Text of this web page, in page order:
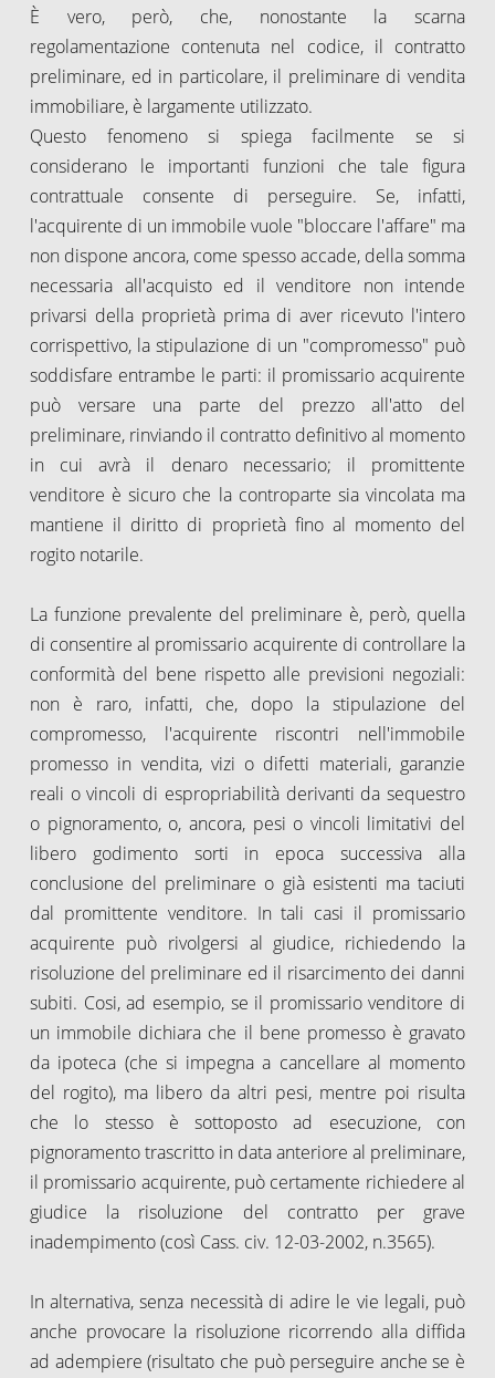
È vero, però, che, nonostante la scarna
regolamentazione contenuta nel codice, il contratto
preliminare, ed in particolare, il preliminare di vendita
immobiliare, è largamente utilizzato.
Questo fenomeno si spiega facilmente se si
considerano le importanti funzioni che tale figura
contrattuale consente di perseguire. Se, infatti,
l'acquirente di un immobile vuole "bloccare l'affare" ma
non dispone ancora, come spesso accade, della somma
necessaria all'acquisto ed il venditore non intende
privarsi della proprietà prima di aver ricevuto l'intero
corrispettivo, la stipulazione di un "compromesso" può
soddisfare entrambe le parti: il promissario acquirente
può versare una parte del prezzo all'atto del
preliminare, rinviando il contratto definitivo al momento
in cui avrà il denaro necessario; il promittente
venditore è sicuro che la controparte sia vincolata ma
mantiene il diritto di proprietà fino al momento del
rogito notarile.
La funzione prevalente del preliminare è, però, quella
di consentire al promissario acquirente di controllare la
conformità del bene rispetto alle previsioni negoziali:
non è raro, infatti, che, dopo la stipulazione del
compromesso, l'acquirente riscontri nell'immobile
promesso in vendita, vizi o difetti materiali, garanzie
reali o vincoli di espropriabilità derivanti da sequestro
o pignoramento, o, ancora, pesi o vincoli limitativi del
libero godimento sorti in epoca successiva alla
conclusione del preliminare o già esistenti ma taciuti
dal promittente venditore. In tali casi il promissario
acquirente può rivolgersi al giudice, richiedendo la
risoluzione del preliminare ed il risarcimento dei danni
subiti. Cosi, ad esempio, se il promissario venditore di
un immobile dichiara che il bene promesso è gravato
da ipoteca (che si impegna a cancellare al momento
del rogito), ma libero da altri pesi, mentre poi risulta
che lo stesso è sottoposto ad esecuzione, con
pignoramento trascritto in data anteriore al preliminare,
il promissario acquirente, può certamente richiedere al
giudice la risoluzione del contratto per grave
inadempimento (così Cass. civ. 12-03-2002, n.3565).
In alternativa, senza necessità di adire le vie legali, può
anche provocare la risoluzione ricorrendo alla diffida
ad adempiere (risultato che può perseguire anche se è